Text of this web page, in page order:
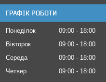
ГРАФІК РОБОТИ
Понеділок 09:00
18:00
Вівторок
09:00
18:00
Середа
09:00
18:00
Четвер
09:00
18:00